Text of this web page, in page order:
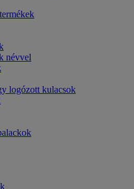
névvel
logózott kulacsok